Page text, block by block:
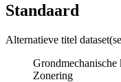
Standaard
Alternatieve titel
Zonering